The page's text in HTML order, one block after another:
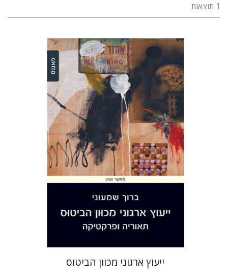
1 תוצאות
ברוך שמעוני
הנחת אתר ספר מודפס
$31
$28
ייעוץ ארגוני מכוון הביטוס